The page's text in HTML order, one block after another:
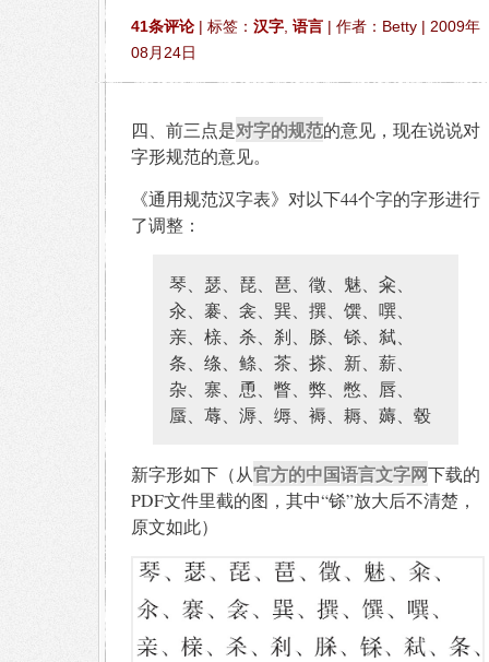
41条评论 | 标签： 汉字 语言 | 作者：Betty | 2009年
08月24日
四、前三点是对字的规范的意见，现在说说对
字形规范的意见。
《通用规范汉字表》对以下44个字的字形进行
了调整：
琴、瑟、琵、琶、徵、魅、籴、
汆、褰、衾、巽、撰、馔、噀、
亲、榇、杀、刹、脎、铩、弑、
条、绦、鲦、茶、搽、新、薪、
杂、寨、恿、瞥、弊、憋、唇、
蜃、蓐、溽、缛、褥、耨、薅、毂
新字形如下（从官方的中国语言文字网下载的
PDF文件里截的图，其中“铩”放大后不清楚，
原文如此）